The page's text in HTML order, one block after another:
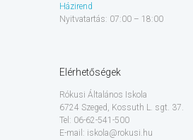
Házirend
Nyitvatartás: 07:00 – 18:00
Elérhetőségek
Rókusi Általános Iskola
6724 Szeged, Kossuth L. sgt. 37.
Tel: 06-62-541-500
E-mail: iskola@rokusi.hu